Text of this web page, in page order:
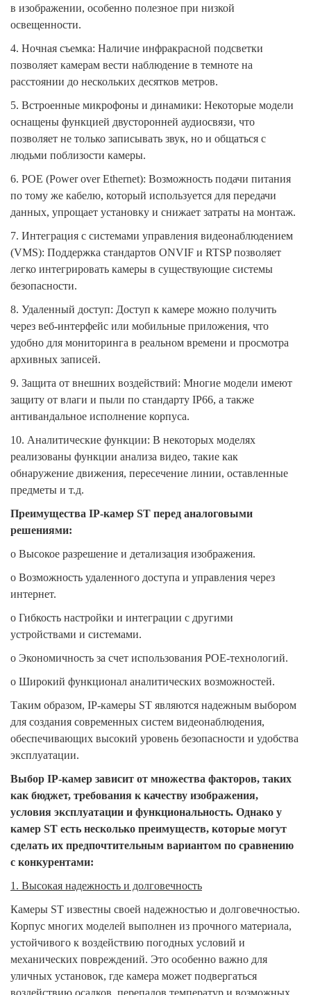
в изображении, особенно полезное при низкой
освещенности.
4. Ночная съемка: Наличие инфракрасной подсветки
позволяет камерам вести наблюдение в темноте на
расстоянии до нескольких десятков метров.
5. Встроенные микрофоны и динамики: Некоторые модели
оснащены функцией двусторонней аудиосвязи, что
позволяет не только записывать звук, но и общаться с
людьми поблизости камеры.
6. POE (Power over Ethernet): Возможность подачи питания
по тому же кабелю, который используется для передачи
данных, упрощает установку и снижает затраты на монтаж.
7. Интеграция с системами управления видеонаблюдением
(VMS): Поддержка стандартов ONVIF и RTSP позволяет
легко интегрировать камеры в существующие системы
безопасности.
8. Удаленный доступ: Доступ к камере можно получить
через веб-интерфейс или мобильные приложения, что
удобно для мониторинга в реальном времени и просмотра
архивных записей.
9. Защита от внешних воздействий: Многие модели имеют
защиту от влаги и пыли по стандарту IP66, а также
антивандальное исполнение корпуса.
10. Аналитические функции: В некоторых моделях
реализованы функции анализа видео, такие как
обнаружение движения, пересечение линии, оставленные
предметы и т.д.
Преимущества IP-камер ST перед аналоговыми
решениями:
o Высокое разрешение и детализация изображения.
o Возможность удаленного доступа и управления через
интернет.
o Гибкость настройки и интеграции с другими
устройствами и системами.
o Экономичность за счет использования POE-технологий.
o Широкий функционал аналитических возможностей.
Таким образом, IP-камеры ST являются надежным выбором
для создания современных систем видеонаблюдения,
обеспечивающих высокий уровень безопасности и удобства
эксплуатации.
Выбор IP-камер зависит от множества факторов, таких
как бюджет, требования к качеству изображения,
условия эксплуатации и функциональность. Однако у
камер ST есть несколько преимуществ, которые могут
сделать их предпочтительным вариантом по сравнению
с конкурентами:
1. Высокая надежность и долговечность
Камеры ST известны своей надежностью и долговечностью.
Корпус многих моделей выполнен из прочного материала,
устойчивого к воздействию погодных условий и
механических повреждений. Это особенно важно для
уличных установок, где камера может подвергаться
воздействию осадков, перепадов температур и возможных